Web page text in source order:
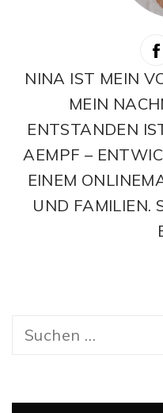
NINA IST MEIN
MEIN
ENTSTANDEN
AEMPF –
EINEM
UND FAMILIEN.
Suchen